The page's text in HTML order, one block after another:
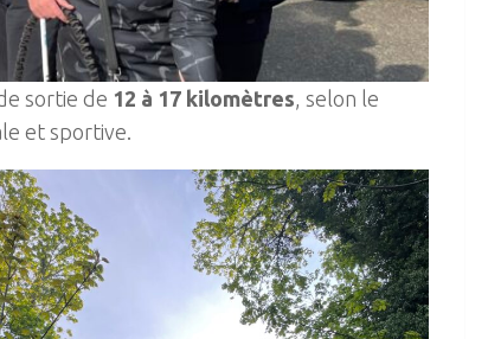
sortie de 12 à 17 kilomètres , selon le
et sportive.